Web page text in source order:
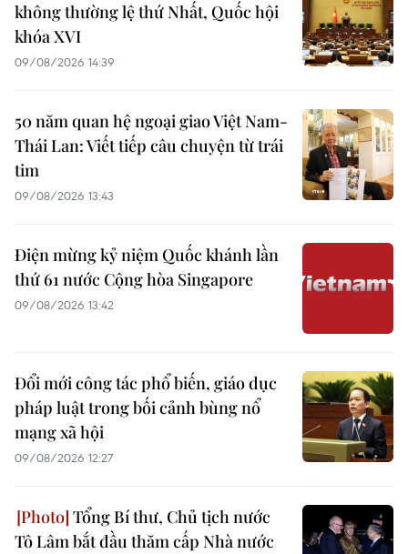
không thường lệ thứ Nhất, Quốc hội
khóa XVI
09/08/2026 14:39
50 năm quan hệ ngoại giao Việt Nam-
Thái Lan: Viết tiếp câu chuyện từ trái
tim
09/08/2026 13:43
Điện mừng kỷ niệm Quốc khánh lần
thứ 61 nước Cộng hòa Singapore
09/08/2026 13:42
Đổi mới công tác phổ biến, giáo dục
pháp luật trong bối cảnh bùng nổ
mạng xã hội
09/08/2026 12:27
Tổng Bí thư, Chủ tịch nước
Tô Lâm bắt đầu thăm cấp Nhà nước